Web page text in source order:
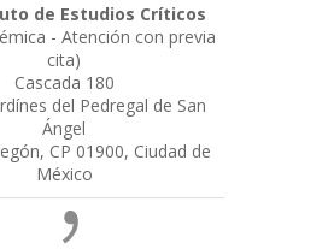
de Estudios Críticos
- Atención con previa
cita)
Cascada 180
del Pedregal de San
Ángel
CP 01900, Ciudad de
México